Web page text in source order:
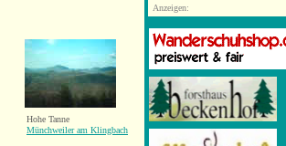
Hohe Tanne
Münchweiler am Klingbach
Anzeigen: